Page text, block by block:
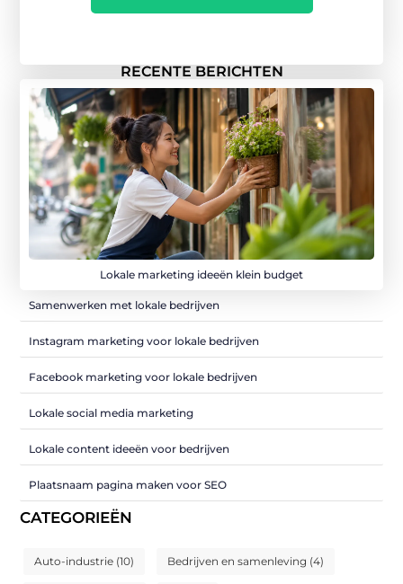
RECENTE BERICHTEN
Lokale marketing ideeën klein budget
Samenwerken met lokale bedrijven
Instagram marketing voor lokale bedrijven
Facebook marketing voor lokale bedrijven
Lokale social media marketing
Lokale content ideeën voor bedrijven
Plaatsnaam pagina maken voor SEO
CATEGORIEËN
Auto-industrie (10) Bedrijven en samenleving (4)